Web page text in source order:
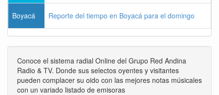
Boyacá Reporte del tiempo en Boyacá para el domingo
Conoce el sistema radial Online del Grupo Red Andina
Radio & TV. Donde sus selectos oyentes y visitantes
pueden complacer su oido con las mejores notas músicales
con un variado listado de emisoras